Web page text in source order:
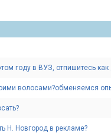
году в ВУЗ, отпишитесь
волосами?обменяемся
Н. Новгород в рекламе